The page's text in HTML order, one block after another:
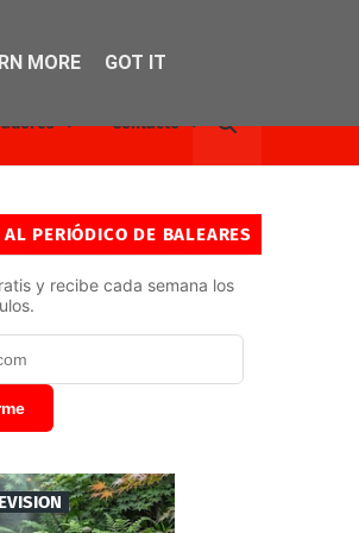
Contacto
PERIÓDICO DE BALEARES
y recibe cada semana los
MORE GOT IT